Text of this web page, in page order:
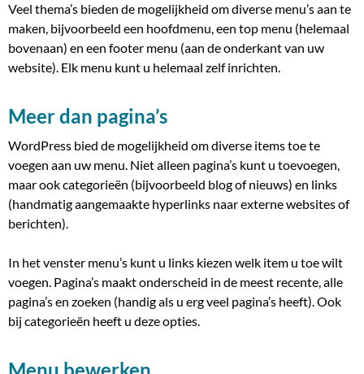
Veel thema’s bieden de mogelijkheid om diverse menu’s aan te
maken, bijvoorbeeld een hoofdmenu, een top menu (helemaal
bovenaan) en een footer menu (aan de onderkant van uw
website). Elk menu kunt u helemaal zelf inrichten.
Meer dan pagina’s
WordPress bied de mogelijkheid om diverse items toe te
voegen aan uw menu. Niet alleen pagina’s kunt u toevoegen,
maar ook categorieën (bijvoorbeeld blog of nieuws) en links
(handmatig aangemaakte hyperlinks naar externe websites of
berichten).
In het venster menu’s kunt u links kiezen welk item u toe wilt
voegen. Pagina’s maakt onderscheid in de meest recente, alle
pagina’s en zoeken (handig als u erg veel pagina’s heeft). Ook
bij categorieën heeft u deze opties.